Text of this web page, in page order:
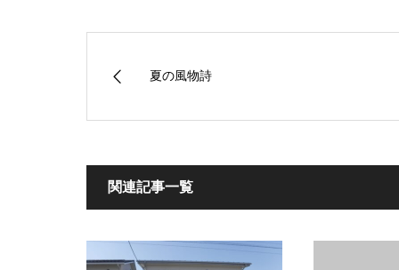
夏の風物詩
関連記事一覧